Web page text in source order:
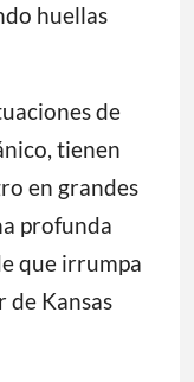
huellas
de
tienen
en grandes
profunda
que irrumpa
de Kansas